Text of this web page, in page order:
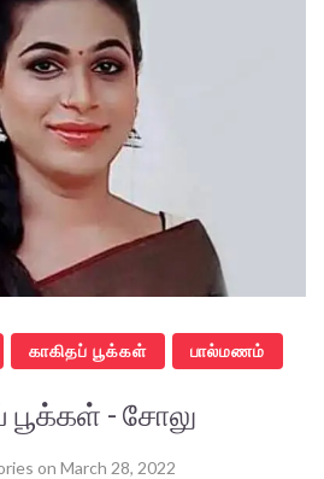
காகிதப் பூக்கள் பால்மணம்
பூக்கள் - சோலு
on March 28, 2022